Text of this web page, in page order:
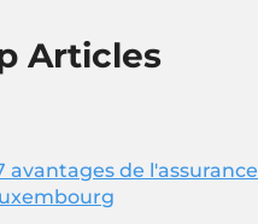
Articles
avantages de